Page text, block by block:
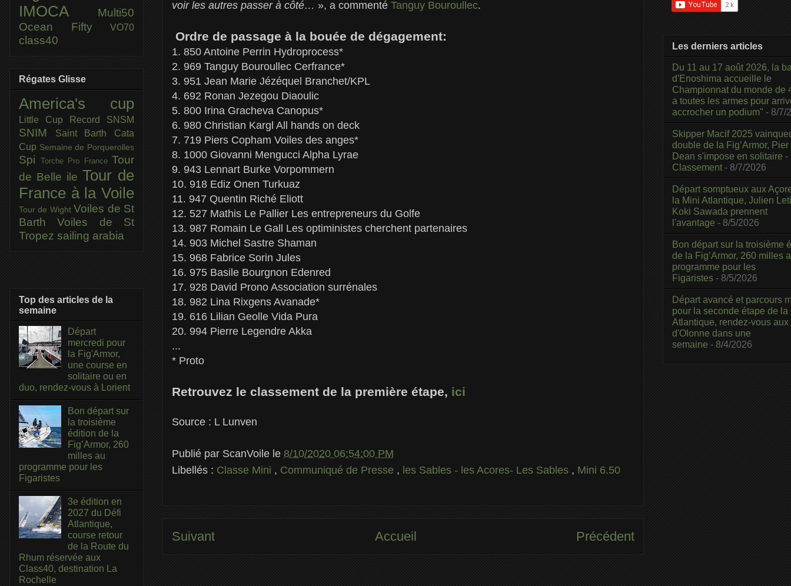
voir les autres passer à côté… », a commenté Tanguy Bouroullec.
Ordre de passage à la bouée de dégagement:
1. 850 Antoine Perrin Hydroprocess*
2. 969 Tanguy Bouroullec Cerfrance*
3. 951 Jean Marie Jézéquel Branchet/KPL
4. 692 Ronan Jezegou Diaoulic
5. 800 Irina Gracheva Canopus*
6. 980 Christian Kargl All hands on deck
7. 719 Piers Copham Voiles des anges*
8. 1000 Giovanni Mengucci Alpha Lyrae
9. 943 Lennart Burke Vorpommern
10. 918 Ediz Onen Turkuaz
11. 947 Quentin Riché Eliott
12. 527 Mathis Le Pallier Les entrepreneurs du Golfe
13. 987 Romain Le Gall Les optiministes cherchent partenaires
14. 903 Michel Sastre Shaman
15. 968 Fabrice Sorin Jules
16. 975 Basile Bourgnon Edenred
17. 928 David Prono Association surrénales
18. 982 Lina Rixgens Avanade*
19. 616 Lilian Geolle Vida Pura
20. 994 Pierre Legendre Akka
...
* Proto
Retrouvez le classement de la première étape, ici
Source : L Lunven
Publié par ScanVoile le 8/10/2020 06:54:00 PM
Libellés : Classe Mini , Communiqué de Presse , les Sables - les Acores- Les Sables , Mini 6.50
Suivant Précédent
Accueil
IMOCA
Multi50
Ocean Fifty
VO70
class40
Régates Glisse
America's cup
Little Cup Record SNSM
SNIM
Saint Barth Cata
Cup Semaine de Porquerolles
Spi Torche Pro France Tour
de Belle ile Tour de
France à la Voile
Tour de Wight Voiles de St
BarthVoiles de St
Tropez sailing arabia
Top des articles de la
semaine
Départ
mercredi pour
la Fig'Armor,
une course en
solitaire ou en
duo, rendez-vous à Lorient
Bon départ sur
la troisième
édition de la
Fig’Armor, 260
milles au
programme pour les
Figaristes
3e édition en
2027 du Défi
Atlantique,
course retour
de la Route du
Rhum réservée aux
Class40, destination La
Rochelle
Les derniers articles
Du 11 au 17 août 2026, la
d'Enoshima accueille le
Championnat du monde de
a toutes les armes pour
accrocher un podium" - 8/7/
Skipper Macif 2025
double de la Fig’Armor,
Dean s'impose en solitaire -
Classement - 8/7/2026
Départ somptueux aux
la Mini Atlantique, Julien
Koki Sawada prennent
l'avantage - 8/5/2026
Bon départ sur la troisième
de la Fig’Armor, 260 milles
programme pour les
Figaristes - 8/5/2026
Départ avancé et parcours
pour la seconde étape de la
Atlantique, rendez-vous
d'Olonne dans une
semaine - 8/4/2026